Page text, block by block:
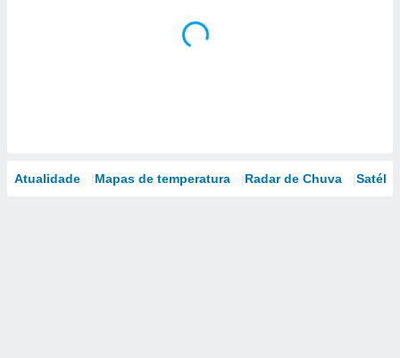
Atualidade Mapas de temperatura Radar de Chuva